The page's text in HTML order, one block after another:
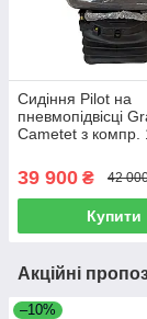
Сидіння Pilot на
пневмопідвісці
Cametet з компр.
New Holland,
55
39 900 ₴ 42
Купити
Акційні
–10%